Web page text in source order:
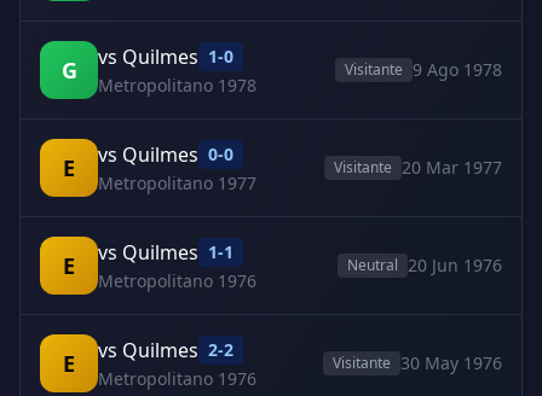
G vs Quilmes 1-0
Metropolitano 1978
Visitante 9 Ago 1978
E vs Quilmes 0-0
Metropolitano 1977
Visitante 20 Mar 1977
E vs Quilmes 1-1
Metropolitano 1976
Neutral 20 Jun 1976
E vs Quilmes 2-2
Metropolitano 1976
Visitante 30 May 1976